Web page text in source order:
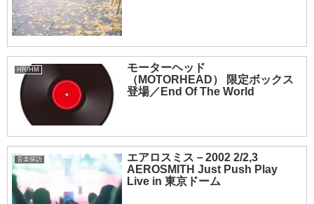
HR/HM
モーターヘッド
（MOTORHEAD） 限定ボックス
登場／End Of The World
音楽探訪
エアロスミス－2002 2/2,3
AEROSMITH Just Push Play
Live in 東京ドーム